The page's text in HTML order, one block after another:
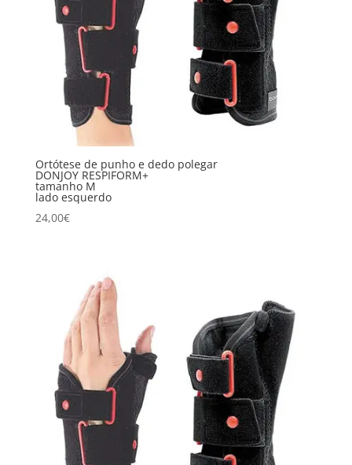
Ortótese de punho e dedo polegar
DONJOY RESPIFORM+
tamanho M
lado esquerdo
24,00€